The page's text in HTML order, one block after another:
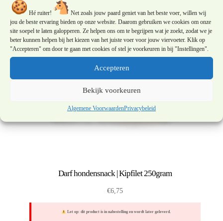
Hé ruiter!
Net zoals jouw paard geniet van het beste voer, willen wij
jou de beste ervaring bieden op onze website. Daarom gebruiken we cookies om onze
site soepel te laten galopperen. Ze helpen ons om te begrijpen wat je zoekt, zodat we je
beter kunnen helpen bij het kiezen van het juiste voer voor jouw viervoeter. Klik op
"Accepteren" om door te gaan met cookies of stel je voorkeuren in bij "Instellingen".
Accepteren
Bekijk voorkeuren
Algemene VoorwaardenPrivacybeleid
Darf hondensnack | Kipfilet 250gram
€6,75
Let op: dit product is in nabestelling en wordt later geleverd.